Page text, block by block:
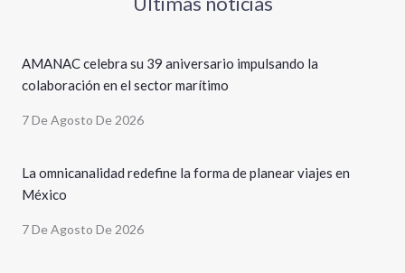
AMANAC celebra su 39 aniversario impulsando la
colaboración en el sector marítimo
7 De Agosto De 2026
La omnicanalidad redefine la forma de planear viajes en
México
7 De Agosto De 2026